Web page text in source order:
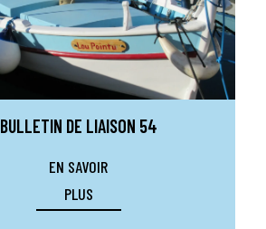
BULLETIN DE LIAISON 54
EN SAVOIR
PLUS